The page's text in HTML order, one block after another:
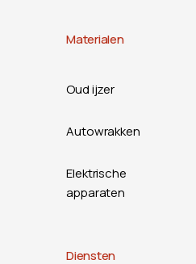
Materialen
Oud ijzer
Autowrakken
Elektrische
apparaten
Diensten